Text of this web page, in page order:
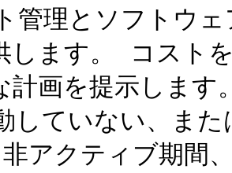
管理とソフトウェ
します。 コスト
計画を提示します
していない、また
アクティブ期間